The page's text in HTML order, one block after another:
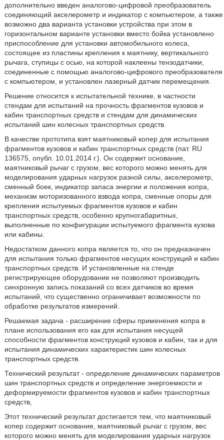
дополнительно введен аналогово-цифровой преобразователь
соединяющий акселерометр и индикатор с компьютером, а также
возможно два варианта установки устройства при этом в
горизонтальном варианте установки вместо бойка установлено
приспособление для установки автомобильного колеса,
состоящее из пластины крепления к маятнику, вертикального
рычага, ступицы с осью, на которой наклеены тензодатчики,
соединенные с помощью аналогово-цифрового преобразователя
с компьютером, и установлен лазерный датчик перемещения.
Решение относится к испытательной технике, в частности
стендам для испытаний на прочность фрагментов кузовов и
кабин транспортных средств и стендам для динамических
испытаний шин колесных транспортных средств.
В качестве прототипа взят маятниковый копер для испытания
фрагментов кузовов и кабин транспортных средств (пат. RU
136575, опубл. 10.01.2014 г.). Он содержит основание,
маятниковый рычаг с грузом, вес которого можно менять для
моделирования ударных нагрузок разной силы, акселерометр,
сменный боек, индикатор запаса энергии и положения копра,
механизм моторизованного взвода копра, сменные опоры для
крепления испытуемых фрагментов кузовов и кабин
транспортных средств, особенно крупногабаритных,
выполненные по конфигурации испытуемого фрагмента кузова
или кабины.
Недостатком данного копра является то, что он предназначен
для испытания только фрагментов несущих конструкций и кабин
транспортных средств. И установленные на стенде
регистрирующее оборудование не позволяют производить
синхронную запись показаний со всех датчиков во время
испытаний, что существенно ограничивает возможности по
обработке результатов измерений.
Решаемая задача - расширение сферы применения копра в
плане использования его как для испытания несущей
способности фрагментов конструкций кузовов и кабин, так и для
испытания динамических характеристик шин колесных
транспортных средств.
Технический результат - определение динамических параметров
шин транспортных средств и определение энергоемкости и
деформируемости фрагментов кузовов и кабин транспортных
средств,
Этот технический результат достигается тем, что маятниковый
копер содержит основание, маятниковый рычаг с грузом, вес
которого можно менять для моделирования ударных нагрузок